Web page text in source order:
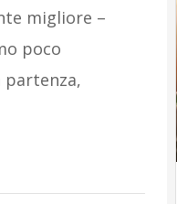
migliore –
poco
partenza,